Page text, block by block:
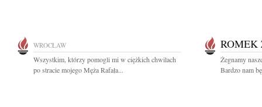
WROCŁAW
Wszystkim, którzy pomogli mi w ciężkich chwilach
po stracie mojego Męża Rafała...
ROMEK
Żegnamy
Bardzo nam